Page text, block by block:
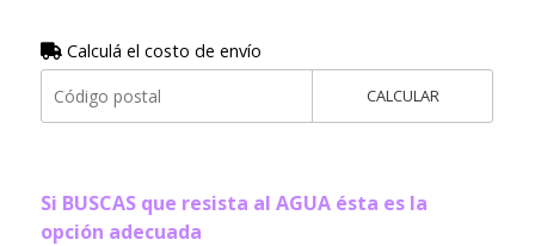
Calculá el costo de envío
CALCULAR
Si BUSCAS que resista al AGUA ésta es la
opción adecuada